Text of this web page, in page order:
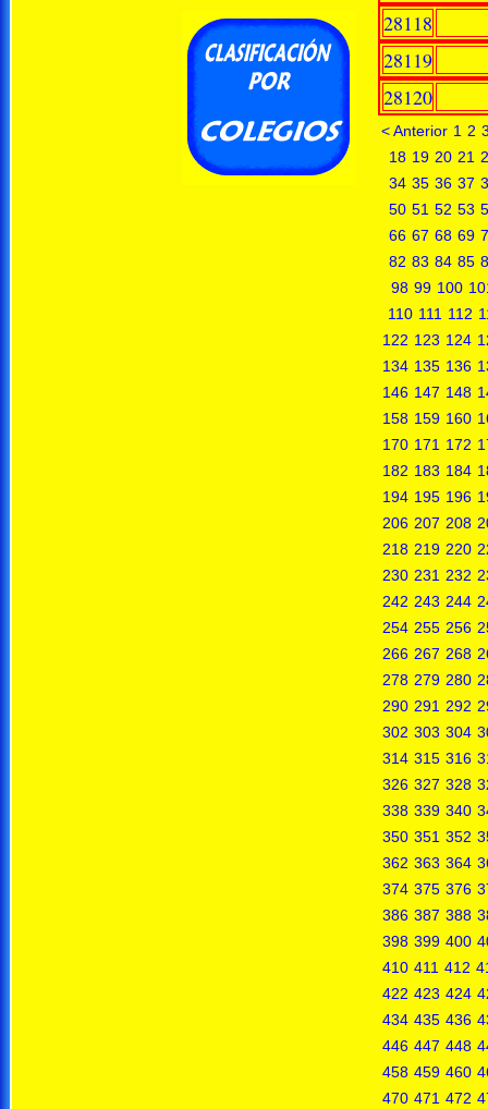
28118
28119
28120
< Anterior 1 2
18 19 20 21
34 35 36 37
50 51 52 53
66 67 68 69
82 83 84 85
98 99 100
110 111 112
122 123 124
134 135 136
146 147 148
158 159 160
170 171 172
182 183 184
194 195 196
206 207 208
218 219 220
230 231 232
242 243 244
254 255 256
266 267 268
278 279 280
290 291 292
302 303 304
314 315 316
326 327 328
338 339 340
350 351 352
362 363 364
374 375 376
386 387 388
398 399 400
410 411 412
422 423 424
434 435 436
446 447 448
458 459 460
470 471 472